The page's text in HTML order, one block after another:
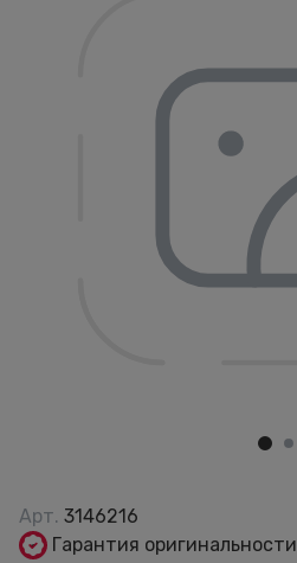
Арт. 3146216
Гарантия оригинальности